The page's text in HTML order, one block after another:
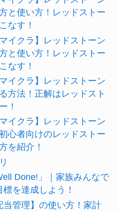
と使い方！レッドストー
なす！
イクラ】レッドストーン
と使い方！レッドストー
なす！
イクラ】レッドストーン
方法！正解はレッドスト
！
イクラ】レッドストーン
心者向けのレッドストー
を紹介！
Done!」｜家族みんなで
を達成しよう！
当管理】の使い方！家計